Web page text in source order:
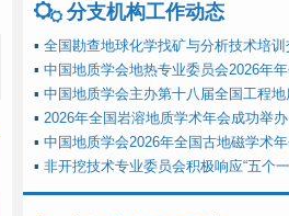
分支机构工作动态
▪ 全国勘查地球化学找矿与分析技术培
▪ 中国地质学会地热专业委员会2026年
▪ 中国地质学会主办第十八届全国工程
▪ 2026年全国岩溶地质学术年会成功举办
▪ 中国地质学会2026年全国古地磁学术
▪ 非开挖技术专业委员会积极响应“五个